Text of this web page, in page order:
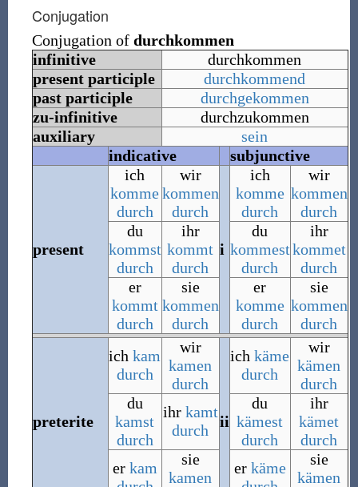
Conjugation
Conjugation of durchkommen
infinitive
durchkommen
present participle
durchkommend
past participle
durchgekommen
zu-infinitive
durchzukommen
auxiliary
sein
indicative
subjunctive
present
ich
komme
durch
wir
kommen
durch
i
ich
komme
durch
wir
kommen
durch
du
kommst
durch
ihr
kommt
durch
du
kommest
durch
ihr
kommet
durch
er
kommt
durch
sie
kommen
durch
er
komme
durch
sie
kommen
durch
preterite
ichkam
durch
wir
kamen
durch
ii
ichkäme
durch
wir
kämen
durch
du
kamst
durch
ihr kamt
durch
du
kämest
durch
ihr
kämet
durch
er kam
sie
kamen
er käme
sie
kämen